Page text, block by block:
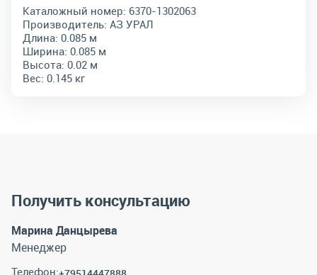
Каталожный номер: 6370-1302063
Производитель: АЗ УРАЛ
Длина: 0.085 м
Ширина: 0.085 м
Высота: 0.02 м
Вес: 0.145 кг
Получить консультацию
Марина Данцырева
Менеджер
Телефон: